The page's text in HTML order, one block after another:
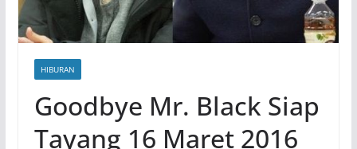
HIBURAN
Goodbye Mr. Black Siap
Tayang 16 Maret 2016